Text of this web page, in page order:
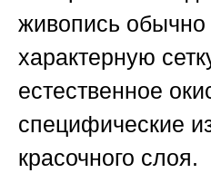
живопись обычно
характерную
естественное
специфические
красочного слоя.